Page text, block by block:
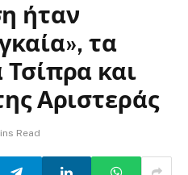
ήταν
τα
και
Αριστεράς
Read